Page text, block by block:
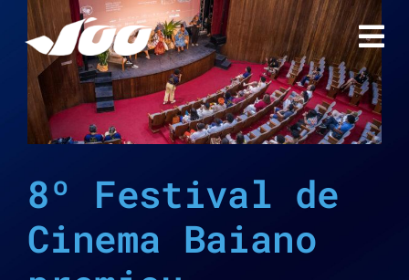
para
conteúdo
8º Festival de
Cinema Baiano